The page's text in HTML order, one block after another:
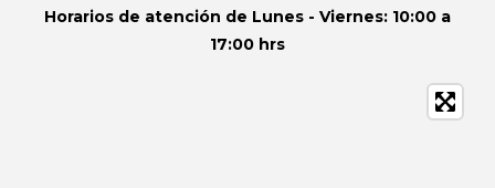
Horarios de atención de Lunes - Viernes: 10:00 a
17:00 hrs